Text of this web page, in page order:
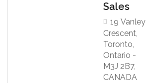
Sales
19 Vanley
Crescent,
Toronto,
Ontario -
M3J 2B7,
CANADA